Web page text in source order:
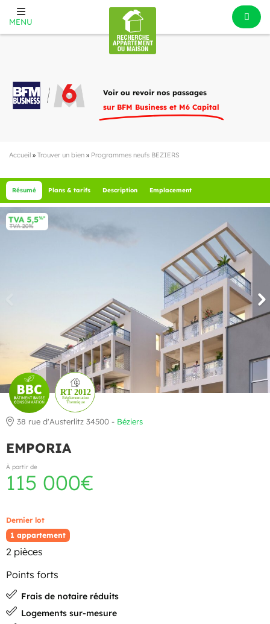
MENU
Voir ou revoir nos passages
sur BFM Business et M6 Capital
Accueil » Trouver un bien » Programmes neufs BEZIERS
Résumé Plans & tarifs Description Emplacement
2
38 rue d'Austerlitz 34500 - Béziers
EMPORIA
À partir de
115 000€
Dernier lot
1 appartement
2 pièces
Points forts
Frais de notaire réduits
Logements sur-mesure